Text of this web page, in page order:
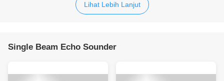
Lihat Lebih Lanjut
Single Beam Echo Sounder